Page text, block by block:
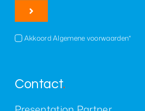
Akkoord Algemene voorwaarden*
Contact.